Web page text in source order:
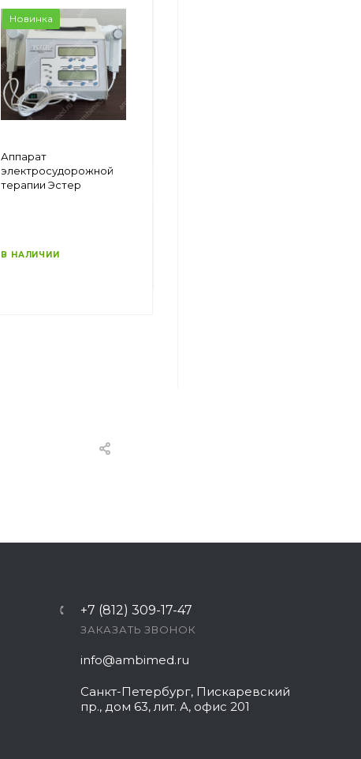
Новинка
Аппарат
электросудорожной
терапии Эстер
В НАЛИЧИИ
+7 (812) 309-17-47
ЗАКАЗАТЬ ЗВОНОК
info@ambimed.ru
Санкт-Петербург, Пискаревский
пр., дом 63, лит. А, офис 201